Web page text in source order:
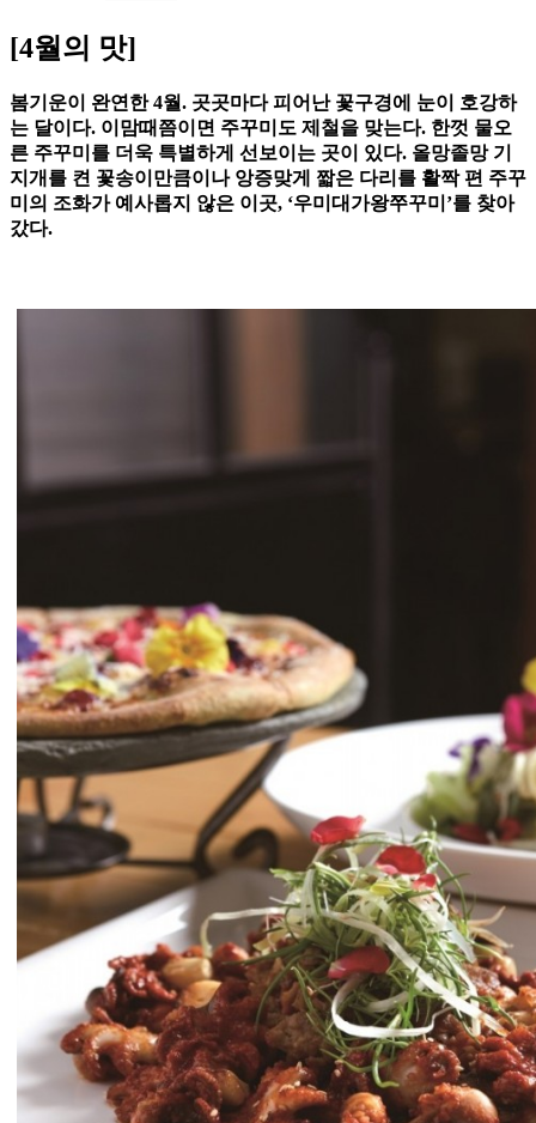
[4월의 맛]
봄기운이 완연한 4월. 곳곳마다 피어난 꽃구경에 눈이 호강하
는 달이다. 이맘때쯤이면 주꾸미도 제철을 맞는다. 한껏 물오
른 주꾸미를 더욱 특별하게 선보이는 곳이 있다. 올망졸망 기
지개를 켠 꽃송이만큼이나 앙증맞게 짧은 다리를 활짝 편 주꾸
미의 조화가 예사롭지 않은 이곳, ‘우미대가왕쭈꾸미’를 찾아
갔다.